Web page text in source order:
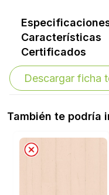
Características
Certificados
Descargar ficha
También te podría